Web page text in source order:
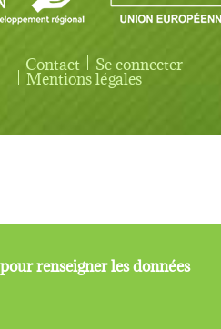
User account menu
Contact Se connecter
Mentions légales
renseigner les données